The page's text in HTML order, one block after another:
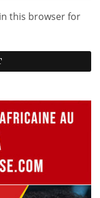
this browser for